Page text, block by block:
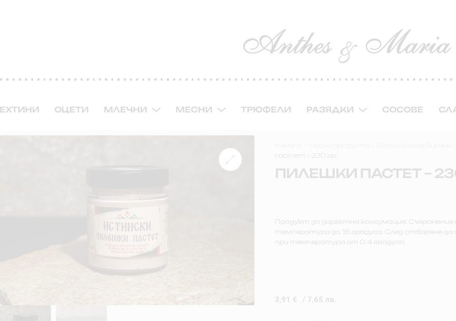
ОЦЕТИ МЛЕЧНИ МЕСНИ ТРЮФЕЛИ РАЗЯДКИ СОСОВЕ
пастет – 230 гр.
ПИЛЕШКИ ПАСТЕТ –
Продукт за директна консумация. Съхранение
температура до 18 градуса. След отваряне да
при температура от 0-4 градуса.
3,91 € / 7,65 лв.